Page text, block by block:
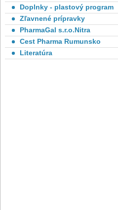
Doplnky - plastový program
Zľavnené prípravky
PharmaGal s.r.o.Nitra
Cest Pharma Rumunsko
Literatúra